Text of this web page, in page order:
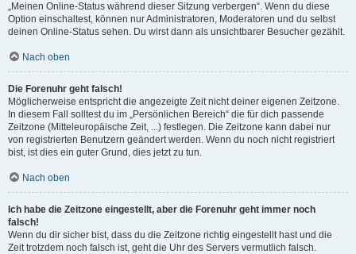
„Meinen Online-Status während dieser Sitzung verbergen“. Wenn du diese
Option einschaltest, können nur Administratoren, Moderatoren und du selbst
deinen Online-Status sehen. Du wirst dann als unsichtbarer Besucher gezählt.
Nach oben
Die Forenuhr geht falsch!
Möglicherweise entspricht die angezeigte Zeit nicht deiner eigenen Zeitzone.
In diesem Fall solltest du im „Persönlichen Bereich“ die für dich passende
Zeitzone (Mitteleuropäische Zeit, ...) festlegen. Die Zeitzone kann dabei nur
von registrierten Benutzern geändert werden. Wenn du noch nicht registriert
bist, ist dies ein guter Grund, dies jetzt zu tun.
Nach oben
Ich habe die Zeitzone eingestellt, aber die Forenuhr geht immer noch
falsch!
Wenn du dir sicher bist, dass du die Zeitzone richtig eingestellt hast und die
Zeit trotzdem noch falsch ist, geht die Uhr des Servers vermutlich falsch.